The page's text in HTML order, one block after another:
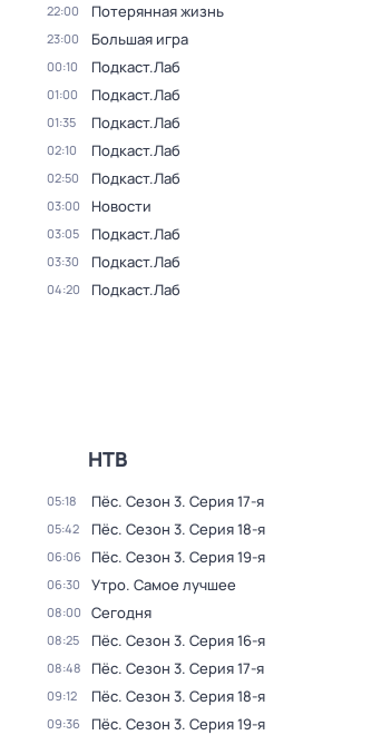
22:00 Потерянная жизнь
23:00 Большая игра
00:10 Подкаст.Лаб
01:00 Подкаст.Лаб
01:35 Подкаст.Лаб
02:10 Подкаст.Лаб
02:50 Подкаст.Лаб
03:00 Новости
03:05 Подкаст.Лаб
03:30 Подкаст.Лаб
04:20 Подкаст.Лаб
НТВ
05:18 Пёс. Сезон 3. Серия 17-я
05:42 Пёс. Сезон 3. Серия 18-я
06:06 Пёс. Сезон 3. Серия 19-я
06:30 Утро. Самое лучшее
08:00 Сегодня
08:25 Пёс. Сезон 3. Серия 16-я
08:48 Пёс. Сезон 3. Серия 17-я
09:12 Пёс. Сезон 3. Серия 18-я
09:36 Пёс. Сезон 3. Серия 19-я